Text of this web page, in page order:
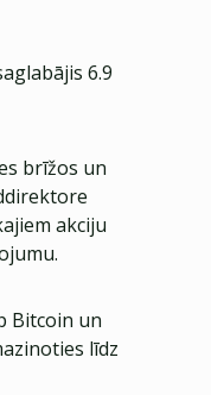
6.9
brīžos un
akciju
Bitcoin un
līdz